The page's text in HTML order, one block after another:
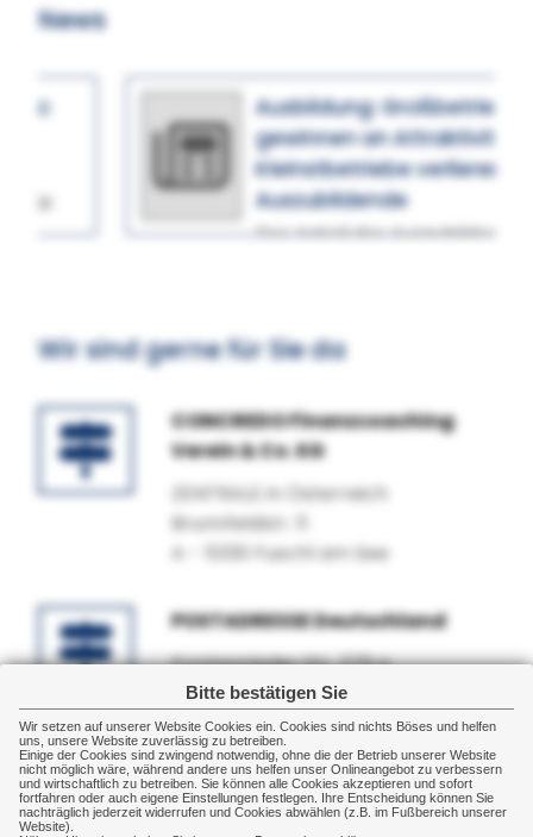
Bitte bestätigen Sie
Wir setzen auf unserer Website Cookies ein. Cookies sind nichts Böses und helfen
uns, unsere Website zuverlässig zu betreiben.
Einige der Cookies sind zwingend notwendig, ohne die der Betrieb unserer Website
nicht möglich wäre, während andere uns helfen unser Onlineangebot zu verbessern
und wirtschaftlich zu betreiben. Sie können alle Cookies akzeptieren und sofort
fortfahren oder auch eigene Einstellungen festlegen. Ihre Entscheidung können Sie
nachträglich jederzeit widerrufen und Cookies abwählen (z.B. im Fußbereich unserer
Website).
News
Ausbildung: Großbetriebe
gewinnen an Attraktivität –
Kleinstbetriebe verlieren
Auszubildende
Der Anteil der Auszubildenden
gewinnen. Das ers...
Wir sind gerne für Sie da
CONCREDO Finanzcoaching
Verein & Co. KG
ZENTRALE in Österreich
Brunnfeldstr. 11
A - 5330 Fuschl am See
POSTADRESSE Deutschland
Fürstenrieder Str. 279 a
81377 München
+49 89 21129101